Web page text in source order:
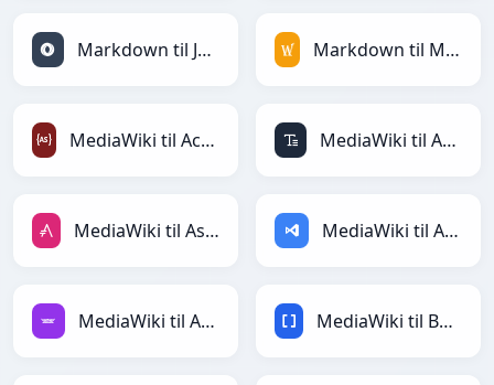
Markdown til JSON Markdown til MediaWiki
MediaWiki til ActionScript MediaWiki til ASCII
MediaWiki til AsciiDoc MediaWiki til ASP
MediaWiki til Avro MediaWiki til BBCode